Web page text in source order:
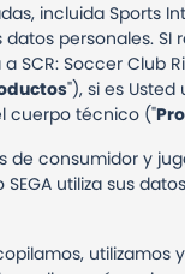
incluida Sports
personales.
SCR: Soccer Club
"), si es
cuerpo técnico ("
de consumidor y
utiliza sus